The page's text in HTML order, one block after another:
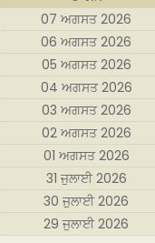
07 ਅਗਸਤ 2026
06 ਅਗਸਤ 2026
05 ਅਗਸਤ 2026
04 ਅਗਸਤ 2026
03 ਅਗਸਤ 2026
02 ਅਗਸਤ 2026
01 ਅਗਸਤ 2026
31 ਜੁਲਾਈ 2026
30 ਜੁਲਾਈ 2026
29 ਜੁਲਾਈ 2026